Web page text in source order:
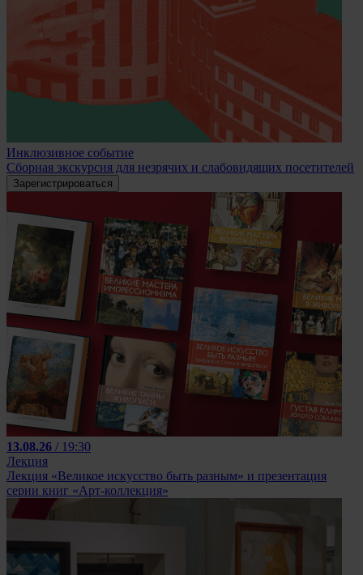
Инклюзивное событие
Сборная экскурсия для незрячих и слабовидящих посетителей
Зарегистрироваться
13.08.26 / 19:30
Лекция
Лекция «Великое искусство быть разным» и презентация
серии книг «Арт-коллекция»